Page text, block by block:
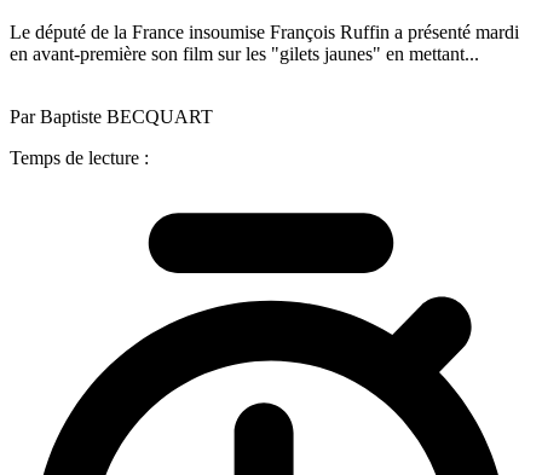
Le député de la France insoumise François Ruffin a présenté mardi
en avant-première son film sur les "gilets jaunes" en mettant...
Par Baptiste BECQUART
Temps de lecture :